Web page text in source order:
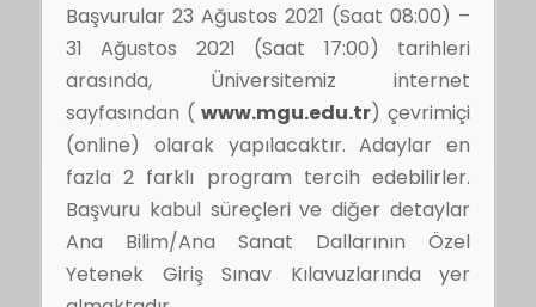
Başvurular 23 Ağustos 2021 (Saat 08:00) –
31 Ağustos 2021 (Saat 17:00) tarihleri
arasında, Üniversitemiz internet
sayfasından ( www.mgu.edu.tr) çevrimiçi
(online) olarak yapılacaktır. Adaylar en
fazla 2 farklı program tercih edebilirler.
Başvuru kabul süreçleri ve diğer detaylar
Ana Bilim/Ana Sanat Dallarının Özel
Yetenek Giriş Sınav Kılavuzlarında yer